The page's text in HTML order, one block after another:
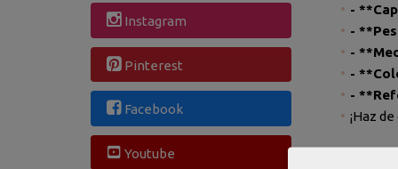
Instagram
Pinterest
Facebook
Youtube
-
-
-
-
-
¡Haz